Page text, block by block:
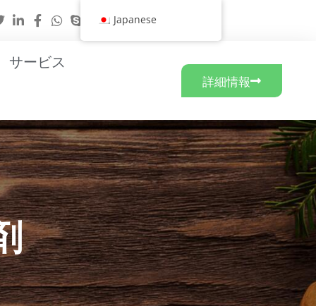
サービス
詳細情報
Japanese